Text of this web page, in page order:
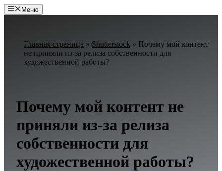
Перейти
к
Меню
Главная страница » Shutterstock » Почему мой контент
не приняли из-за релиза собственности для
художественной работы?
Почему мой контент не
приняли из-за релиза
собственности для
художественной работы?